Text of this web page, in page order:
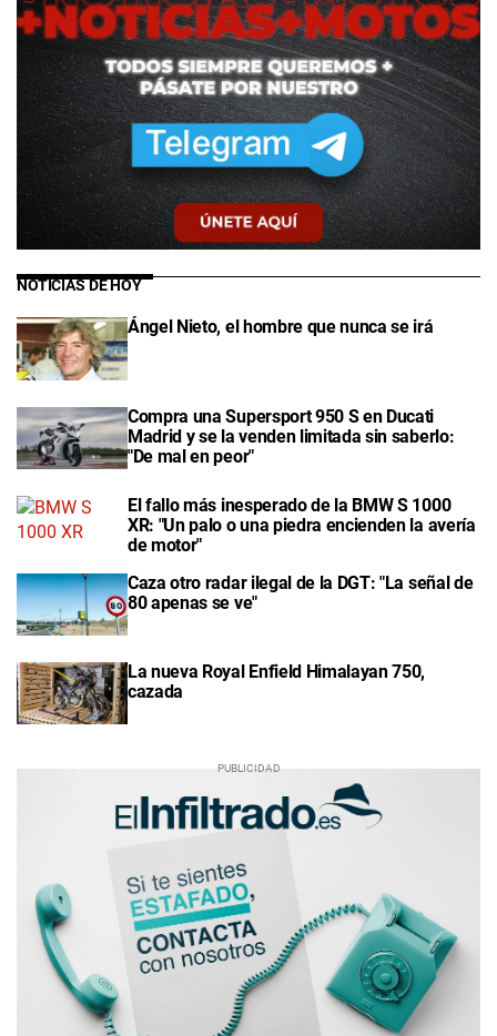
NOTICIAS DE HOY
Ángel Nieto, el hombre que nunca se irá
Compra una Supersport 950 S en Ducati
Madrid y se la venden limitada sin saberlo:
"De mal en peor"
El fallo más inesperado de la BMW S 1000
XR: "Un palo o una piedra encienden la avería
de motor"
Caza otro radar ilegal de la DGT: "La señal de
80 apenas se ve"
La nueva Royal Enfield Himalayan 750,
cazada